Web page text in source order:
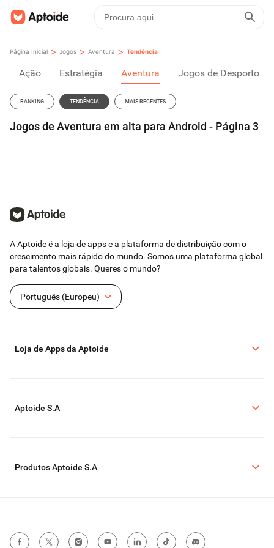
Página Inicial > Jogos > Aventura > Tendência
Ação Estratégia Aventura Jogos de Desporto
RANKING TENDÊNCIA MAIS RECENTES
Jogos de Aventura em alta para Android - Página 3
A Aptoide é a loja de apps e a plataforma de distribuição com o
crescimento mais rápido do mundo. Somos uma plataforma global
para talentos globais. Queres o mundo?
Português (Europeu)
Loja de Apps da Aptoide
Aptoide S.A
Produtos Aptoide S.A